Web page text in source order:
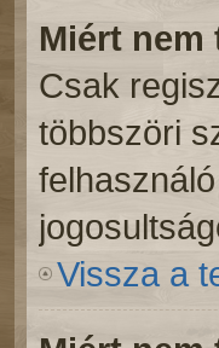
Miért nem
Csak
többszöri
Vissza a